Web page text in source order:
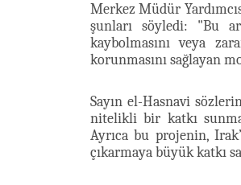
Merkez Müdür
şunları söyledi: "Bu
kaybolmasını veya
korunmasını sağlayan
Sayın el-Hasnavi
nitelikli bir katkı
Ayrıca bu projenin,
çıkarmaya büyük katkı